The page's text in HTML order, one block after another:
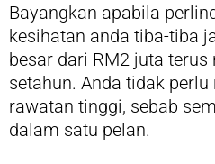
Bayangkan apabila
kesihatan anda tiba-tiba
besar dari RM2 juta
setahun. Anda tidak
rawatan tinggi, sebab
dalam satu pelan.